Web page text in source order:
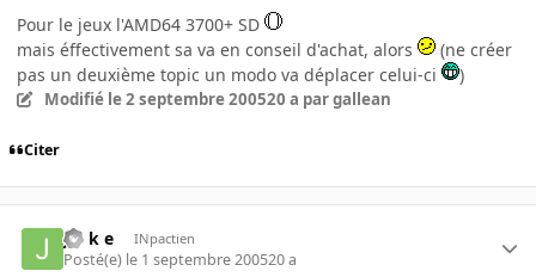
Pour le jeux l'AMD64 3700+ SD
mais éffectivement sa va en conseil d'achat, alors
(ne créer
pas un deuxième topic un modo va déplacer celui-ci
)
Modifié le 2 septembre 200520 a par gallean
Citer
j o k e INpactien
Posté(e) le 1 septembre 200520 a